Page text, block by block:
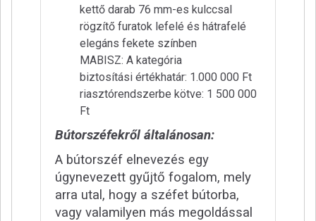
kettő darab 76 mm-es kulccsal
rögzítő furatok lefelé és hátrafelé
elegáns fekete színben
MABISZ: A kategória
biztosítási értékhatár: 1.000 000 Ft
riasztórendszerbe kötve: 1 500 000
Ft
Bútorszéfekről általánosan:
A bútorszéf elnevezés egy
úgynevezett gyűjtő fogalom, mely
arra utal, hogy a széfet bútorba,
vagy valamilyen más megoldással